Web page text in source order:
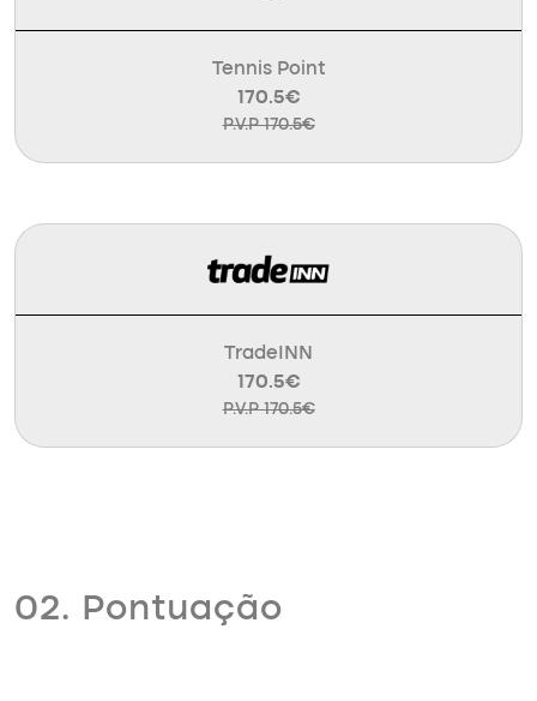
Tennis Point
170.5€
P.V.P 170.5€
TradeINN
170.5€
P.V.P 170.5€
02. Pontuação